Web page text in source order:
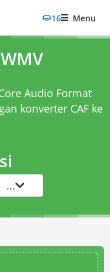
16 Menu
Audio Format
konverter CAF ke
...